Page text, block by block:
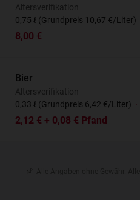
Altersverifikation
0,75 ℓ (Grundpreis 10,67 €/Liter)
8,00 €
Bier
Altersverifikation
0,33 ℓ (Grundpreis 6,42 €/Liter) ·
2,12 € + 0,08 € Pfand